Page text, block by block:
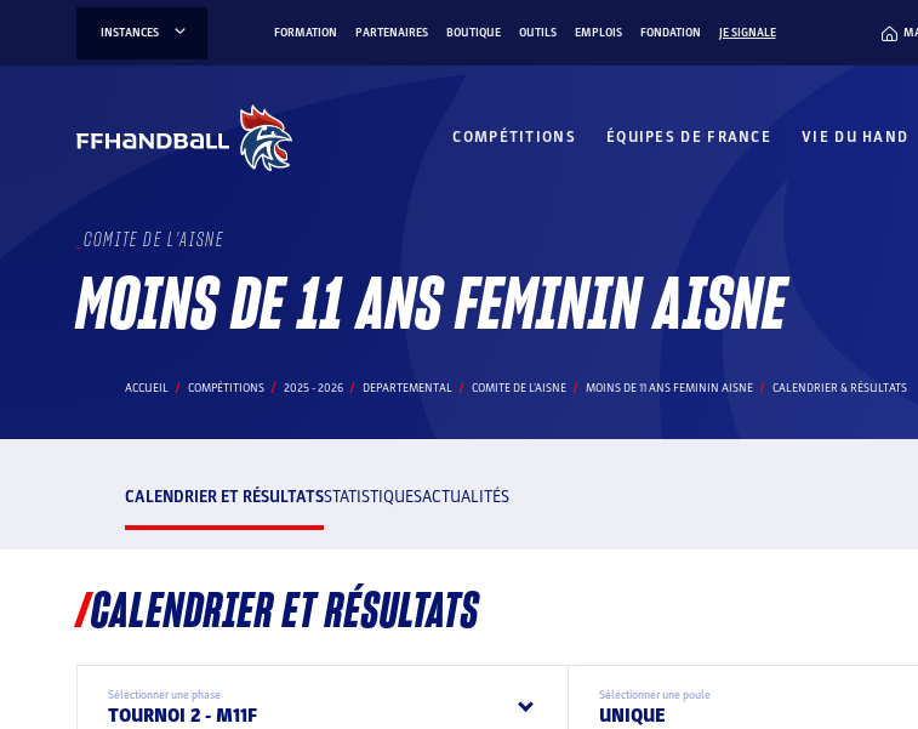
INSTANCES FORMATION PARTENAIRES BOUTIQUE OUTILS EMPLOIS FONDATION JE SIGNALE
COMPÉTITIONS ÉQUIPES DE FRANCE VIE DU HAND
COMITE DE L'AISNE
MOINS DE 11 ANS FEMININ AISNE
ACCUEIL COMPÉTITIONS 2025 - 2026 DEPARTEMENTAL COMITE DE L'AISNE MOINS DE 11 ANS FEMININ AISNE CALENDRIER & RÉSULTATS
CALENDRIER ET RÉSULTATSSTATISTIQUESACTUALITÉS
CALENDRIER ET RÉSULTATS
Sélectionner une phase
TOURNOI 2 - M11F
Sélectionner une poule
UNIQUE